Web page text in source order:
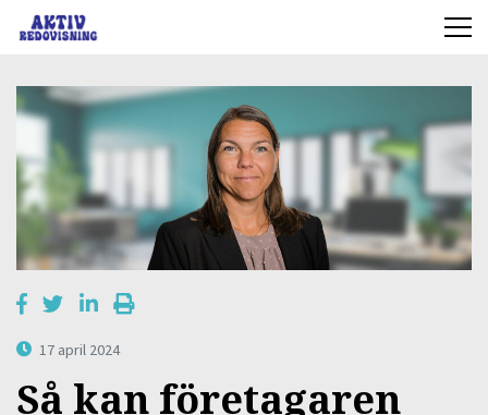
17 april 2024
Så kan företagaren